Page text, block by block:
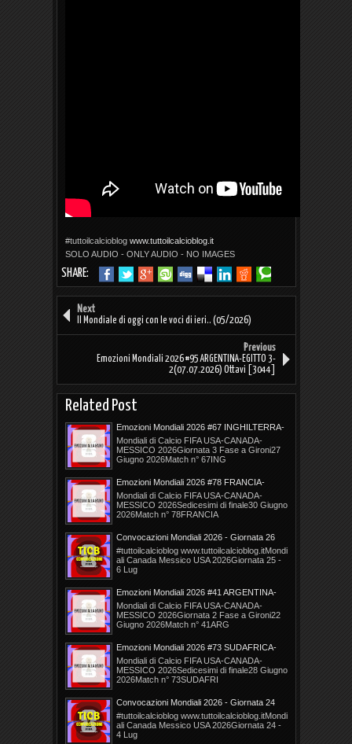
#tuttoilcalcioblog www.tuttoilcalcioblog.it
SOLO AUDIO - ONLY AUDIO - NO IMAGES
SHARE:
Next
Il Mondiale di oggi con le voci di ieri.. (05/2026)
Previous
Emozioni Mondiali 2026 #95 ARGENTINA-EGITTO 3-
2(07.07.2026) Ottavi [3044]
Related Post
Emozioni Mondiali 2026 #67 INGHILTERRA-
PANAMA (27.06.2026) [3028]
Mondiali di Calcio FIFA USA-CANADA-
MESSICO 2026Giornata 3 Fase a Gironi27
Giugno 2026Match n° 67ING
Emozioni Mondiali 2026 #78 FRANCIA-
SVEZIA (30.06.2026) 16esimi [3034]
Mondiali di Calcio FIFA USA-CANADA-
MESSICO 2026Sedicesimi di finale30 Giugno
2026Match n° 78FRANCIA
Convocazioni Mondiali 2026 - Giornata 26
#tuttoilcalcioblog www.tuttoilcalcioblog.itMondi
ali Canada Messico USA 2026Giornata 25 -
6 Lug
Emozioni Mondiali 2026 #41 ARGENTINA-
AUSTRIA (22.06.2026) [3017]
Mondiali di Calcio FIFA USA-CANADA-
MESSICO 2026Giornata 2 Fase a Gironi22
Giugno 2026Match n° 41ARG
Emozioni Mondiali 2026 #73 SUDAFRICA-
CANADA (28.06.2026) 16esimi [3030]
Mondiali di Calcio FIFA USA-CANADA-
MESSICO 2026Sedicesimi di finale28 Giugno
2026Match n° 73SUDAFRI
Convocazioni Mondiali 2026 - Giornata 24
#tuttoilcalcioblog www.tuttoilcalcioblog.itMondi
ali Canada Messico USA 2026Giornata 24 -
4 Lug